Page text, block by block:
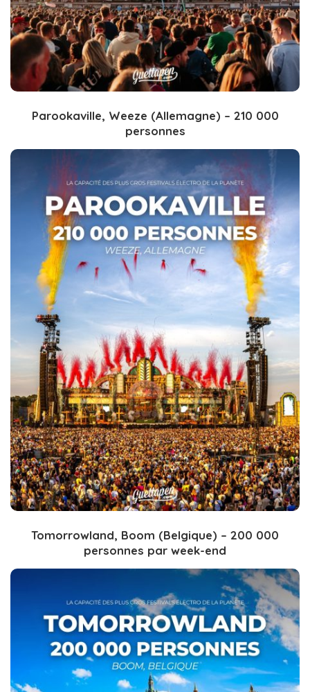
Parookaville, Weeze (Allemagne) – 210 000
personnes
Tomorrowland, Boom (Belgique) – 200 000
personnes par week-end